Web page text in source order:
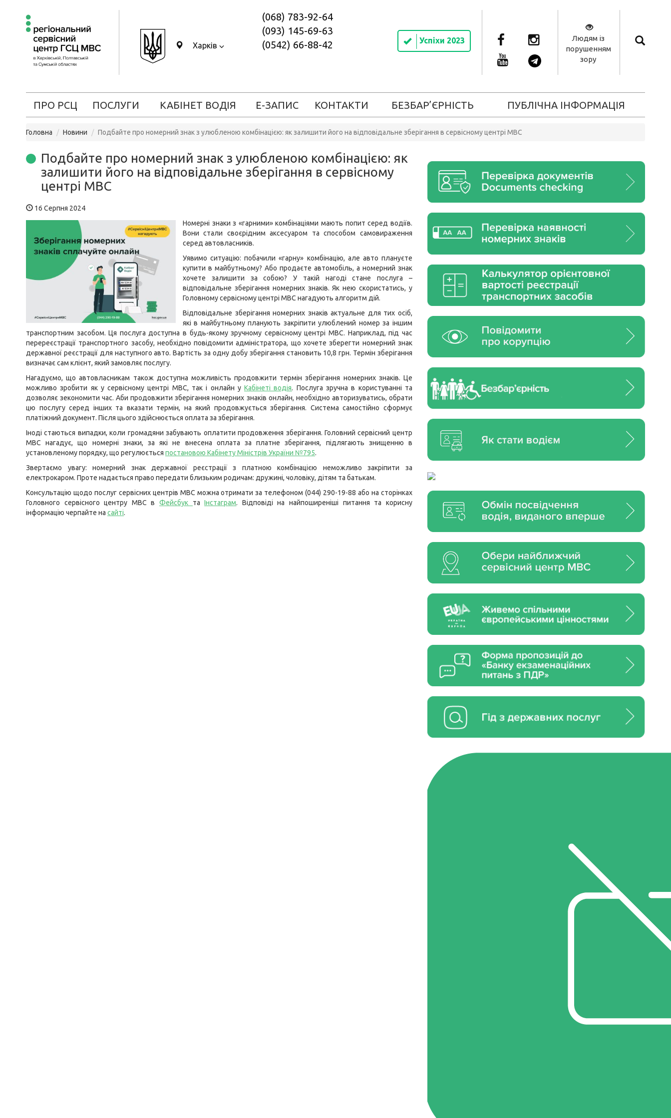
Харків
(068) 783-92-64
(093) 145-69-63
(0542) 66-88-42
Успіхи 2023
Людям із
порушенням
зору
ПРО РСЦ ПОСЛУГИ КАБІНЕТ ВОДІЯ Е-ЗАПИС КОНТАКТИ БЕЗБАР’ЄРНІСТЬ ПУБЛІЧНА ІНФОРМАЦІЯ
Головна Новини Подбайте про номерний знак з улюбленою комбінацією: як залишити його на відповідальне зберігання в сервісному центрі МВС
Подбайте про номерний знак з улюбленою комбінацією: як
залишити його на відповідальне зберігання в сервісному
центрі МВС
16 Серпня 2024
Номерні знаки з «гарними» комбінаціями мають попит серед водіїв.
Вони стали своєрідним аксесуаром та способом самовираження
серед автовласників.
Уявимо ситуацію: побачили «гарну» комбінацію, але авто плануєте
купити в майбутньому? Або продаєте автомобіль, а номерний знак
хочете залишити за собою? У такій нагоді стане послуга –
відповідальне зберігання номерних знаків. Як нею скористатись, у
Головному сервісному центрі МВС нагадують алгоритм дій.
Відповідальне зберігання номерних знаків актуальне для тих осіб,
які в майбутньому планують закріпити улюблений номер за іншим
транспортним засобом. Ця послуга доступна в будь-якому зручному сервісному центрі МВС. Наприклад, під час
перереєстрації транспортного засобу, необхідно повідомити адміністратора, що хочете зберегти номерний знак
державної реєстрації для наступного авто. Вартість за одну добу зберігання становить 10,8 грн. Термін зберігання
визначає сам клієнт, який замовляє послугу.
Нагадуємо, що автовласникам також доступна можливість продовжити термін зберігання номерних знаків. Це
можливо зробити як у сервісному центрі МВС, так і онлайн уКабінеті водія. Послуга зручна в користуванні та
дозволяє зекономити час. Аби продовжити зберігання номерних знаків онлайн, необхідно авторизуватись, обрати
цю послугу серед інших та вказати термін, на який продовжується зберігання. Система самостійно сформує
платіжний документ. Після цього здійснюється оплата за зберігання.
Іноді стаються випадки, коли громадяни забувають оплатити продовження зберігання. Головний сервісний центр
МВС нагадує, що номерні знаки, за які не внесена оплата за платне зберігання, підлягають знищенню в
установленому порядку, що регулюється постановою Кабінету Міністрів України №795.
Звертаємо увагу: номерний знак державної реєстрації з платною комбінацією неможливо закріпити за
електрокаром. Проте надається право передати близьким родичам: дружині, чоловіку, дітям та батькам.
Консультацію щодо послуг сервісних центрів МВС можна отримати за телефоном (044) 290-19-88 або на сторінках
Головного сервісного центру МВС вФейсбук таІнстаграм. Відповіді на найпоширеніші питання та корисну
інформацію черпайте на сайті.